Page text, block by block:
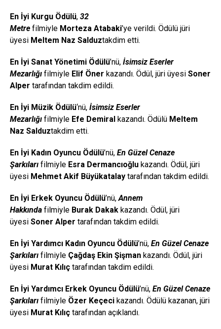
En İyi Kurgu Ödülü, 32
Metre filmiyle Morteza Atabaki’ye verildi. Ödülü jüri
üyesi Meltem Naz Salduztakdim etti.
En İyi Sanat Yönetimi Ödülü’nü, İsimsiz Eserler
Mezarlığı filmiyle Elif Öner kazandı. Ödül, jüri üyesi Soner
Alper tarafından takdim edildi.
En İyi Müzik Ödülü‘nü, İsimsiz Eserler
Mezarlığı filmiyle Efe Demiral kazandı. Ödülü Meltem
Naz Salduztakdim etti.
En İyi Kadın Oyuncu Ödülü’nü, En Güzel Cenaze
Şarkıları filmiyle Esra Dermancıoğlu kazandı. Ödül, jüri
üyesi Mehmet Akif Büyükatalay tarafından takdim edildi.
En İyi Erkek Oyuncu Ödülü’nü,Annem
Hakkında filmiyle Burak Dakak kazandı. Ödül, jüri
üyesi Soner Alper tarafından takdim edildi.
En İyi Yardımcı Kadın Oyuncu Ödülü’nü, En Güzel Cenaze
Şarkıları filmiyle Çağdaş Ekin Şişman kazandı. Ödül, jüri
üyesi Murat Kılıç tarafından takdim edildi.
En İyi Yardımcı Erkek Oyuncu Ödülü’nü, En Güzel Cenaze
Şarkıları filmiyle Özer Keçeci kazandı. Ödülü kazanan, jüri
üyesi Murat Kılıç tarafından açıklandı.